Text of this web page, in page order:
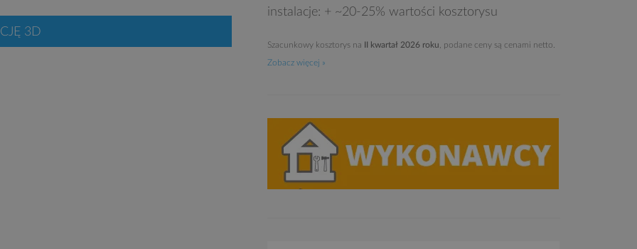
3D
instalacje: + ~20-25% wartości kosztorysu
Szacunkowy kosztorys na II kwartał 2026 roku , podane ceny są cenami netto.
Zobacz więcej »